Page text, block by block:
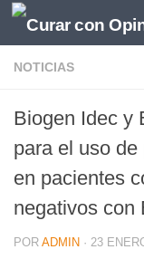
Saltar al
NOTICIAS
Biogen Idec y
para el uso
en pacientes
negativos con
POR ADMIN · 23